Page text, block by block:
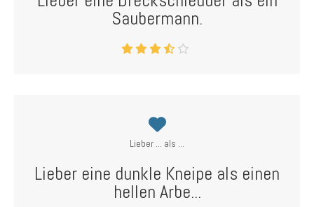
Saubermann.
Lieber ... als ...
Lieber eine dunkle Kneipe als einen
hellen Arbe...